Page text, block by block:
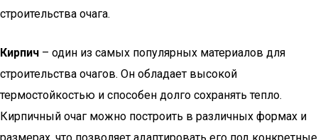
строительства очага.
Кирпич – один из самых популярных материалов для
строительства очагов. Он обладает высокой
термостойкостью и способен долго сохранять тепло.
Кирпичный очаг можно построить в различных формах и